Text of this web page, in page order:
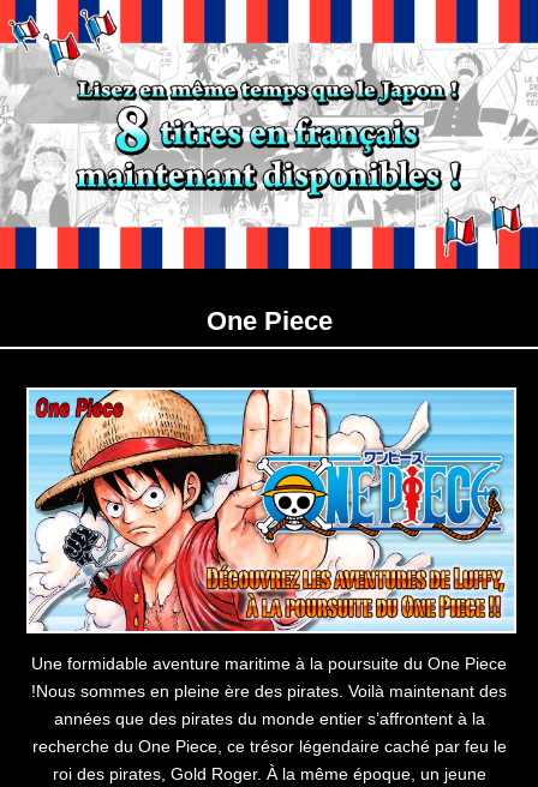
One Piece
Une formidable aventure maritime à la poursuite du One Piece
!Nous sommes en pleine ère des pirates. Voilà maintenant des
années que des pirates du monde entier s’affrontent à la
recherche du One Piece, ce trésor légendaire caché par feu le
roi des pirates, Gold Roger. À la même époque, un jeune